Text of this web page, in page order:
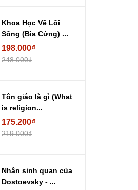
Khoa Học Về Lối
Sống (Bìa Cứng) ...
198.000₫
248.000₫
Tôn giáo là gì (What
is religion...
175.200₫
219.000₫
Nhân sinh quan của
Dostoevsky - ...